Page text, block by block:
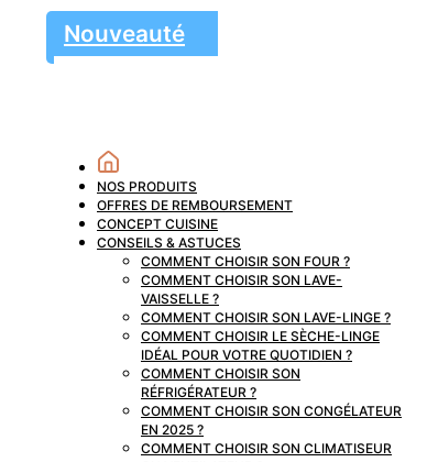
NOS PRODUITS
OFFRES DE REMBOURSEMENT
CONCEPT CUISINE
CONSEILS & ASTUCES
COMMENT CHOISIR SON FOUR ?
COMMENT CHOISIR SON LAVE-
VAISSELLE ?
COMMENT CHOISIR SON LAVE-LINGE ?
COMMENT CHOISIR LE SÈCHE-LINGE
IDÉAL POUR VOTRE QUOTIDIEN ?
COMMENT CHOISIR SON
RÉFRIGÉRATEUR ?
COMMENT CHOISIR SON CONGÉLATEUR
EN 2025 ?
COMMENT CHOISIR SON CLIMATISEUR
Nouveauté